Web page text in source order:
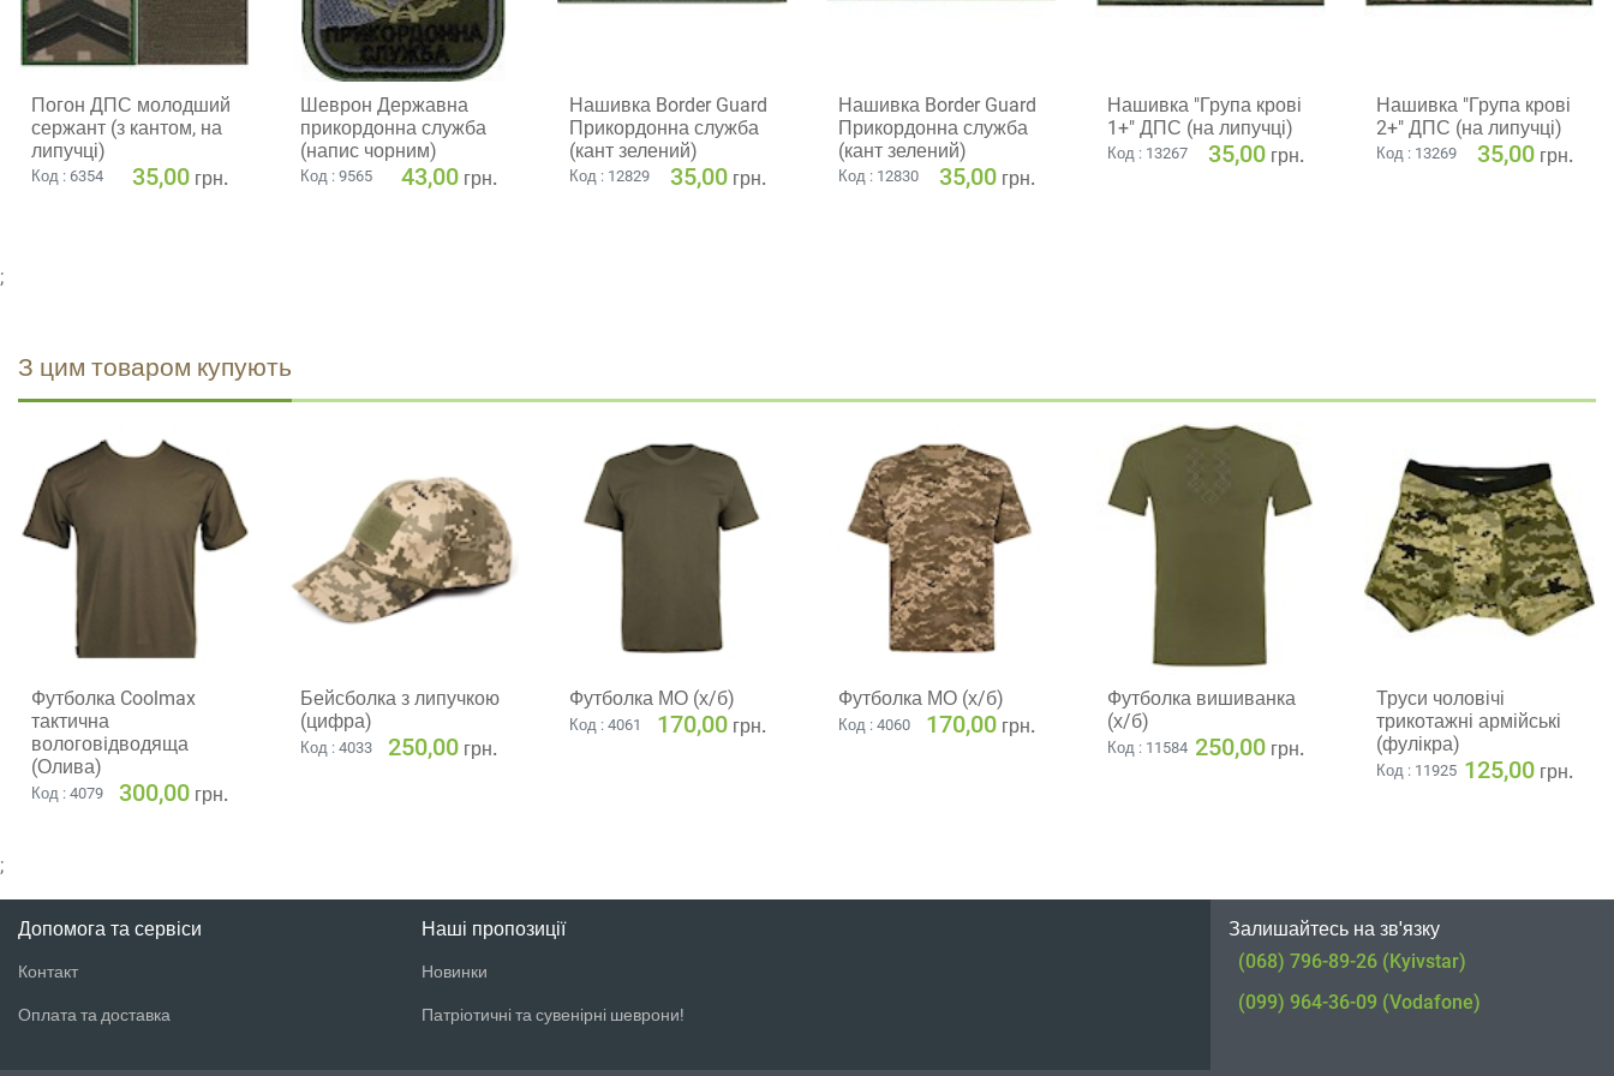
Погон ДПС молодший
сержант (з кантом, на
липучці)
Код : 6354 35,00 грн.
Шеврон Державна
прикордонна служба
(напис чорним)
Код : 9565 43,00 грн.
Нашивка Border Guard
Прикордонна служба
(кант зелений)
Код : 12829 35,00 грн.
Нашивка Border Guard
Прикордонна служба
(кант зелений)
Код : 12830 35,00 грн.
Нашивка "Група крові
1+" ДПС (на липучці)
Код : 13267 35,00 грн.
Нашивка "Група крові
2+" ДПС (на липучці)
Код : 13269 35,00 грн.
;
З цим товаром купують
Футболка Coolmax
тактична
вологовiдводяща
(Олива)
Код : 4079 300,00 грн.
Бейсболка з липучкою
(цифра)
Код : 4033 250,00 грн.
Футболка МО (х/б)
Код : 4061 170,00 грн.
Футболка МО (х/б)
Код : 4060 170,00 грн.
Футболка вишиванка
(х/б)
Код : 11584 250,00 грн.
Труси чоловічі
трикотажні армійські
(фулікра)
Код : 11925 125,00 грн.
;
Допомога та сервіси
Контакт
Оплата та доставка
Наші пропозиції
Новинки
Патріотичні та сувенірні шеврони!
Залишайтесь на зв'язку
(068) 796-89-26 (Kyivstar)
(099) 964-36-09 (Vodafone)